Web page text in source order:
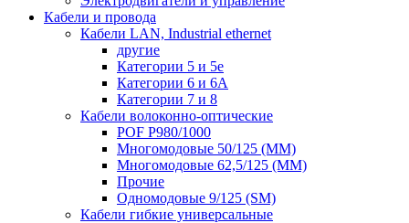
Кабели и провода
Кабели LAN, Industrial ethernet
другие
Категории 5 и 5е
Категории 6 и 6A
Категории 7 и 8
Кабели волоконно-оптические
POF P980/1000
Многомодовые 50/125 (ММ)
Многомодовые 62,5/125 (ММ)
Прочие
Одномодовые 9/125 (SM)
Кабели гибкие универсальные